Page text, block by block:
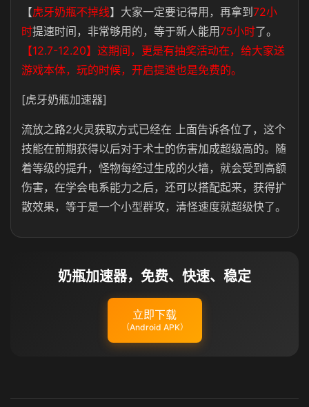
【虎牙奶瓶不掉线】大家一定要记得用，再拿到 72小
时提速时间，非常够用的，等于新人能用75小时了。
【12.7-12.20】这期间，更是有抽奖活动在，给大家送
游戏本体，玩的时候，开启提速也是免费的。
[虎牙奶瓶加速器]
流放之路2火灵获取方式已经在 上面告诉各位了，这个
技能在前期获得以后对于术士的伤害加成超级高的。随
着等级的提升，怪物每经过生成的火墙，就会受到高额
伤害，在学会电系能力之后，还可以搭配起来，获得扩
散效果，等于是一个小型群攻，清怪速度就超级快了。
奶瓶加速器，免费、快速、稳定
立即下载
（Android APK）